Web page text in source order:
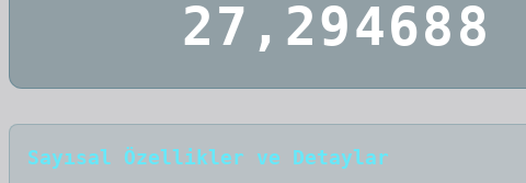
27,294688
Sayısal Özellikler ve Detaylar